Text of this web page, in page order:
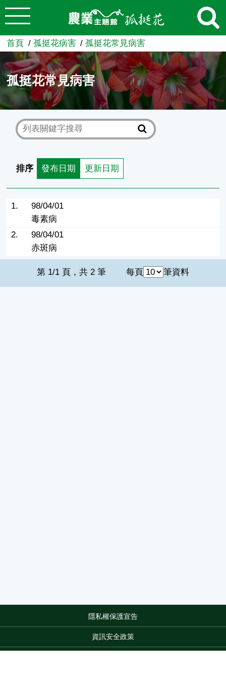
跳到主要內容
農業知識入口網
首頁 孤挺花病害 孤挺花常見病害
孤挺花常見病害
排序 發布日期 更新日期
1.
98/04/01
毒素病
2.
98/04/01
赤斑病
第 1/1 頁，共 2 筆 每頁 筆資料
隱私權保護宣告
資訊安全政策